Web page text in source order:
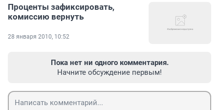
Проценты зафиксировать,
комиссию вернуть
28 января 2010, 10:52
Пока нет ни одного комментария.
Начните обсуждение первым!